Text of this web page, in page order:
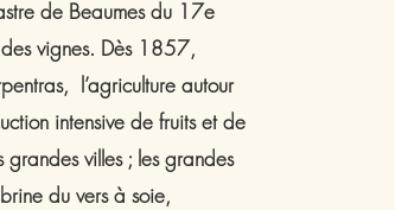
de Beaumes du 17e
vignes. Dès 1857,
l’agriculture autour
intensive de fruits et de
villes ; les grandes
du vers à soie,